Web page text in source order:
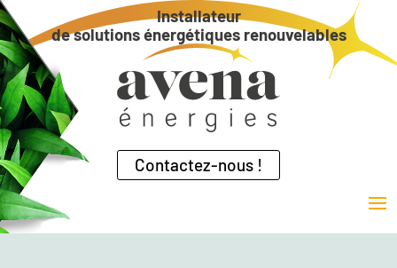
Installateur
de solutions énergétiques renouvelables
Contactez-nous !